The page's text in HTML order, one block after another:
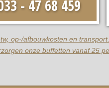
- 47 68 459
op-/afbouwkosten en transport.
onze buffetten vanaf 25